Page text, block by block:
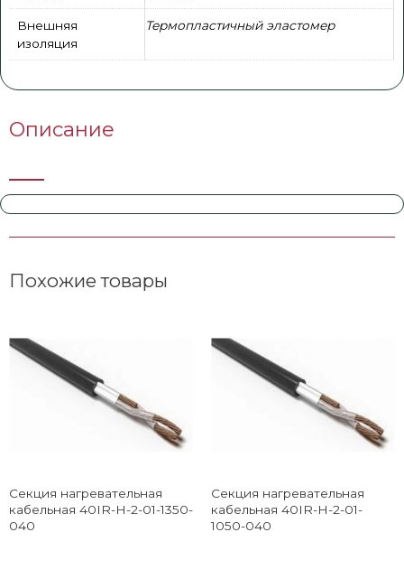
Внешняя
изоляция
Термопластичный эластомер
Описание
Похожие товары
Секция нагревательная
кабельная 40IR-H-2-01-1350-
040
Секция нагревательная
кабельная 40IR-H-2-01-
1050-040